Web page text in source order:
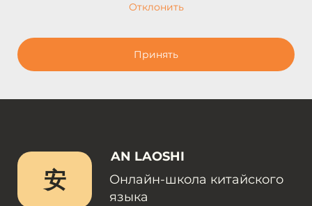
Отклонить
Принять
安
AN LAOSHI
Онлайн-школа китайского
языка